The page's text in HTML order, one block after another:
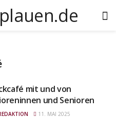
mit und von
und Senioren
11. MAI 2025